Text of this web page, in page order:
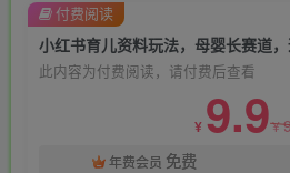
此内容为付费阅读，请付费后查看
¥ 9.9¥
年费会员 免费
付费阅读